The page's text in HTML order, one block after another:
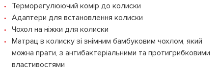
Терморегулюючий комір до колиски
Адаптери для встановлення колиски
Чохол на ніжки для колиски
Матрац в колиску зі знімним бамбуковим чохлом, який
можна прати, з антибактеріальними та протигрибковими
властивостями